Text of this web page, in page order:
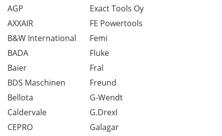
AGP
AXXAIR
B&W International
BADA
Baier
BDS Maschinen
Bellota
Caldervale
CEPRO
Exact Tools Oy
FE Powertools
Femi
Fluke
Fral
Freund
G-Wendt
G.Drexl
Galagar